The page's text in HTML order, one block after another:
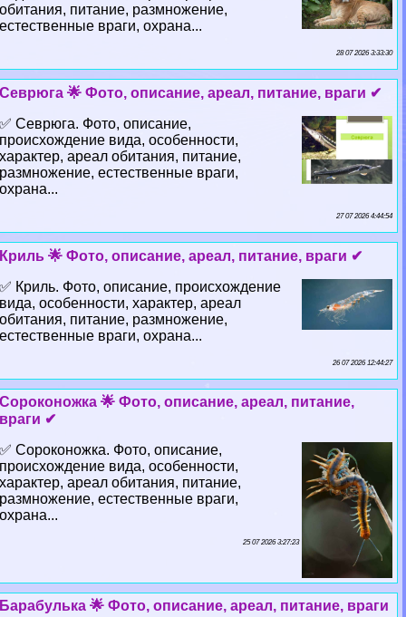
обитания, питание, размножение,
естественные враги, охрана...
28 07 2026 3:33:30
Севрюга 🌟 Фото, описание, ареал, питание, враги ✔
✅ Севрюга. Фото, описание,
происхождение вида, особенности,
хаpaктер, ареал обитания, питание,
размножение, естественные враги,
охрана...
27 07 2026 4:44:54
Криль 🌟 Фото, описание, ареал, питание, враги ✔
✅ Криль. Фото, описание, происхождение
вида, особенности, хаpaктер, ареал
обитания, питание, размножение,
естественные враги, охрана...
26 07 2026 12:44:27
Сороконожка 🌟 Фото, описание, ареал, питание,
враги ✔
✅ Сороконожка. Фото, описание,
происхождение вида, особенности,
хаpaктер, ареал обитания, питание,
размножение, естественные враги,
охрана...
25 07 2026 3:27:23
Баpaбулька 🌟 Фото, описание, ареал, питание, враги